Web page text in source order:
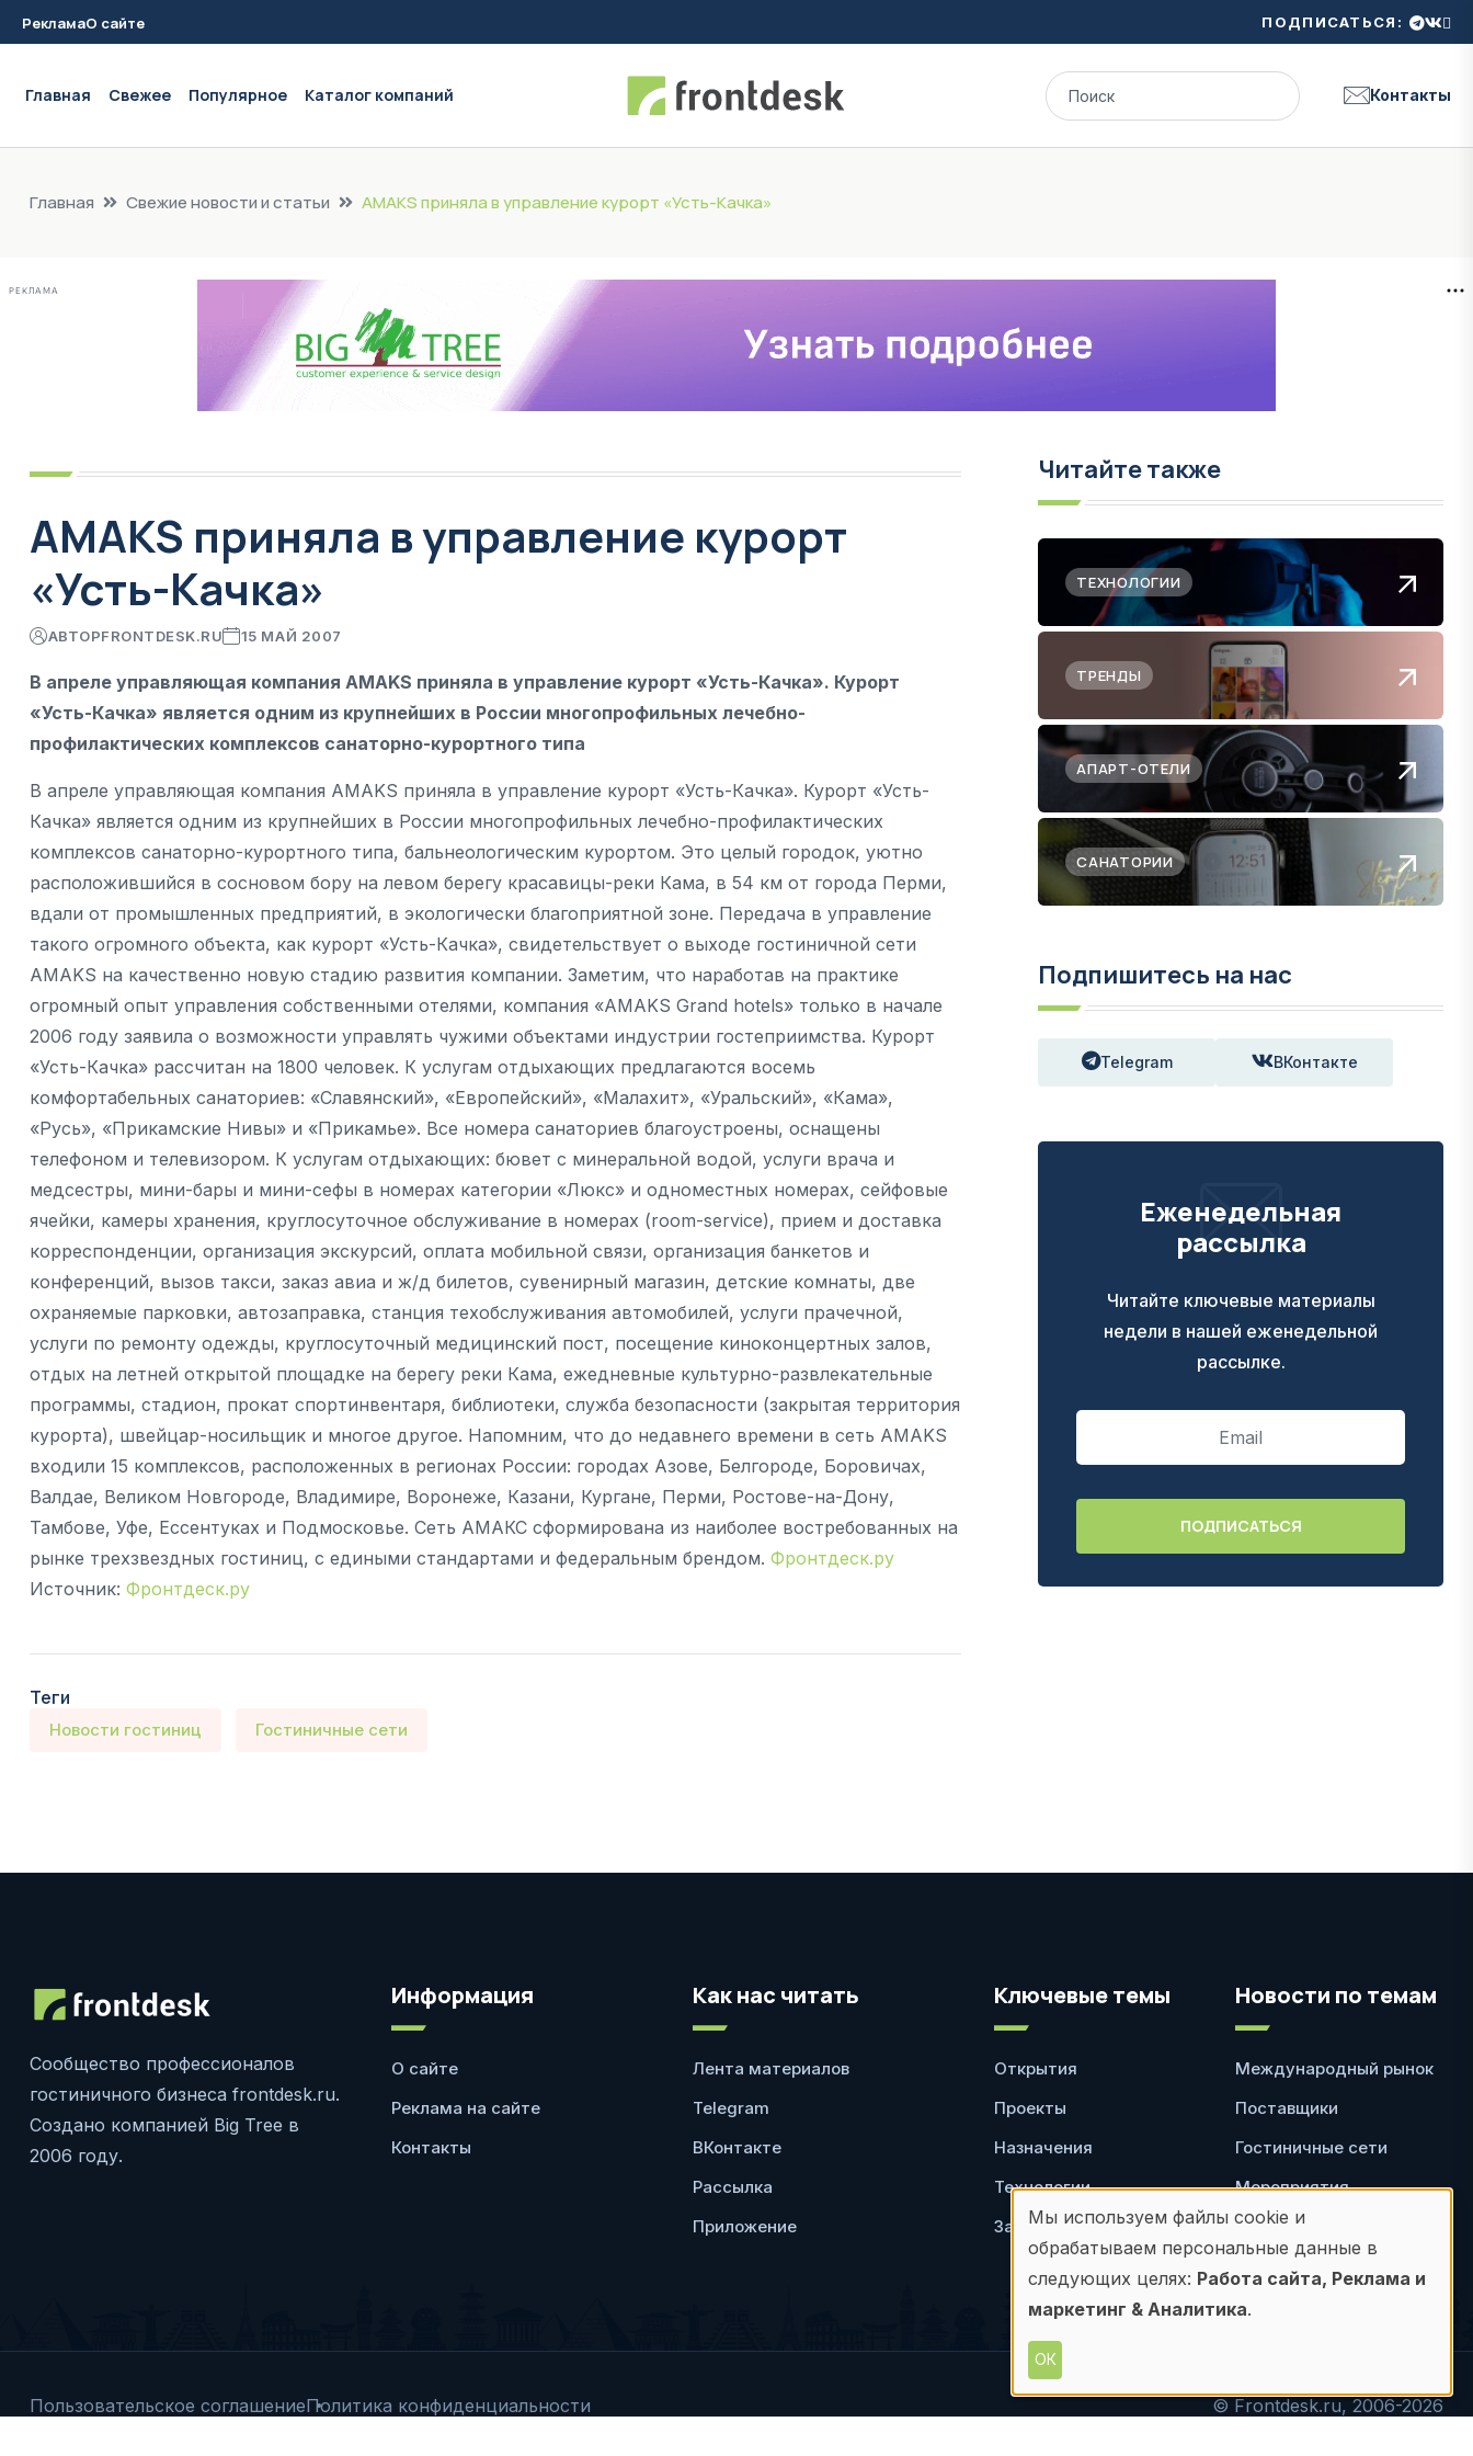
РекламаО сайте ПОДПИСАТЬСЯ:
Главная Свежее Популярное Каталог компаний Контакты
Главная Свежие новости и статьи AMAKS приняла в управление курорт «Усть-Качка»
РЕКЛАМА
AMAKS приняла в управление курорт
«Усть-Качка»
АВТОРFRONTDESK.RU 15 МАЙ 2007
В апреле управляющая компания AMAKS приняла в управление курорт «Усть-Качка». Курорт
«Усть-Качка» является одним из крупнейших в России многопрофильных лечебно-
профилактических комплексов санаторно-курортного типа
В апреле управляющая компания AMAKS приняла в управление курорт «Усть-Качка». Курорт «Усть-
Качка» является одним из крупнейших в России многопрофильных лечебно-профилактических
комплексов санаторно-курортного типа, бальнеологическим курортом. Это целый городок, уютно
расположившийся в сосновом бору на левом берегу красавицы-реки Кама, в 54 км от города Перми,
вдали от промышленных предприятий, в экологически благоприятной зоне. Передача в управление
такого огромного объекта, как курорт «Усть-Качка», свидетельствует о выходе гостиничной сети
AMAKS на качественно новую стадию развития компании. Заметим, что наработав на практике
огромный опыт управления собственными отелями, компания «AMAKS Grand hotels» только в начале
2006 году заявила о возможности управлять чужими объектами индустрии гостеприимства. Курорт
«Усть-Качка» рассчитан на 1800 человек. К услугам отдыхающих предлагаются восемь
комфортабельных санаториев: «Славянский», «Европейский», «Малахит», «Уральский», «Кама»,
«Русь», «Прикамские Нивы» и «Прикамье». Все номера санаториев благоустроены, оснащены
телефоном и телевизором. К услугам отдыхающих: бювет с минеральной водой, услуги врача и
медсестры, мини-бары и мини-сефы в номерах категории «Люкс» и одноместных номерах, сейфовые
ячейки, камеры хранения, круглосуточное обслуживание в номерах (room-service), прием и доставка
корреспонденции, организация экскурсий, оплата мобильной связи, организация банкетов и
конференций, вызов такси, заказ авиа и ж/д билетов, сувенирный магазин, детские комнаты, две
охраняемые парковки, автозаправка, станция техобслуживания автомобилей, услуги прачечной,
услуги по ремонту одежды, круглосуточный медицинский пост, посещение киноконцертных залов,
отдых на летней открытой площадке на берегу реки Кама, ежедневные культурно-развлекательные
программы, стадион, прокат спортинвентаря, библиотеки, служба безопасности (закрытая территория
курорта), швейцар-носильщик и многое другое. Напомним, что до недавнего времени в сеть AMAKS
входили 15 комплексов, расположенных в регионах России: городах Азове, Белгороде, Боровичах,
Валдае, Великом Новгороде, Владимире, Воронеже, Казани, Кургане, Перми, Ростове-на-Дону,
Тамбове, Уфе, Ессентуках и Подмосковье. Сеть АМАКС сформирована из наиболее востребованных на
рынке трехзвездных гостиниц, с едиными стандартами и федеральным брендом. Фронтдеск.ру
Источник: Фронтдеск.ру
Теги
Новости гостиниц Гостиничные сети
Читайте также
ТЕХНОЛОГИИ
ТРЕНДЫ
АПАРТ-ОТЕЛИ
САНАТОРИИ
Подпишитесь на нас
Telegram ВКонтакте
Еженедельная
рассылка
Читайте ключевые материалы
недели в нашей еженедельной
рассылке.
Сообщество профессионалов
гостиничного бизнеса frontdesk.ru.
Создано компанией Big Tree в
2006 году.
Информация
О сайте
Реклама на сайте
Контакты
Как нас читать
Лента материалов
Telegram
ВКонтакте
Рассылка
Приложение
Ключевые темы
Открытия
Проекты
Назначения
Технологии
Законодательство
Новости по темам
Международный рынок
Поставщики
Гостиничные сети
Мероприятия
Ресторан
Пользовательское соглашениеПолитика конфиденциальности
© Frontdesk.ru, 2006-2026
Использование
персональных
данных
и
файлов
Мы используем файлы cookie и
обрабатываем персональные данные в
следующих целях: Работа сайта, Реклама и
маркетинг & Аналитика.
ОК